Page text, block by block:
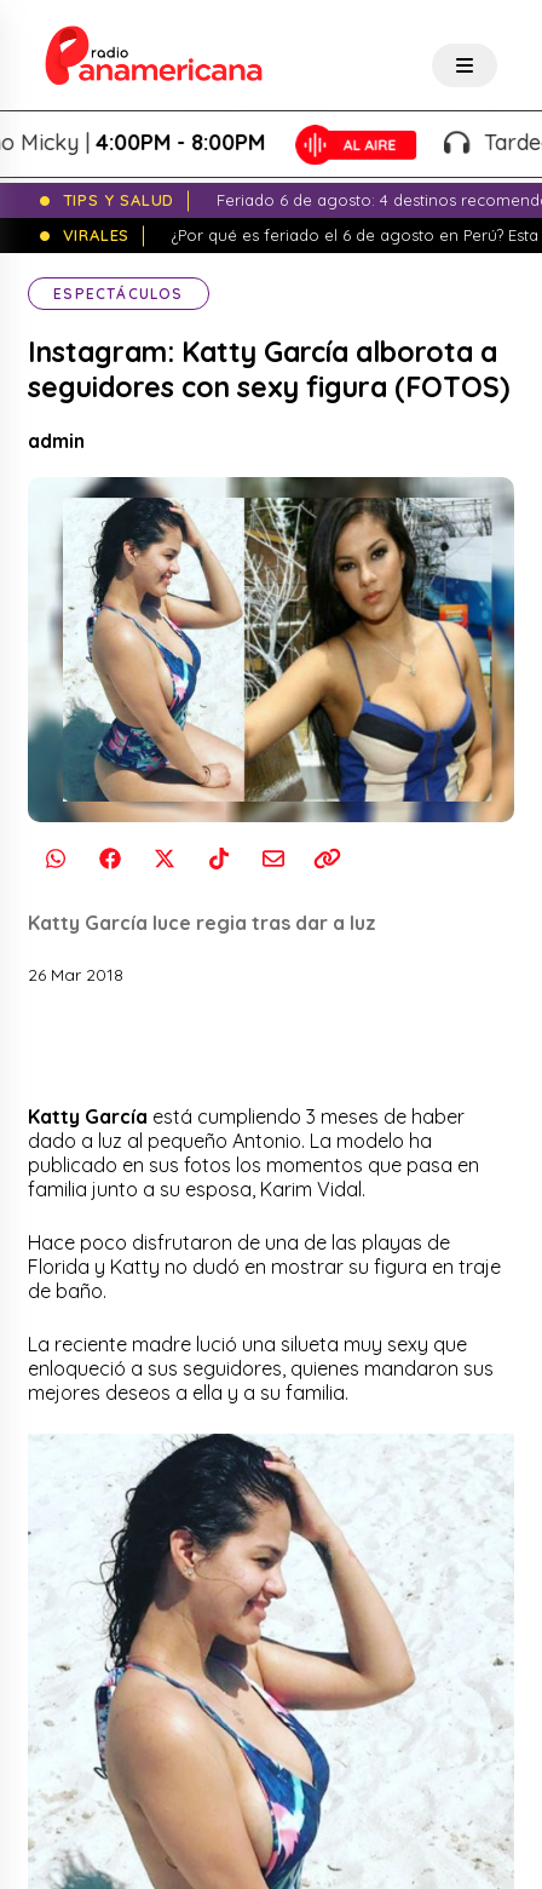
|4:00PM - 8:00PM Tardeo
TIPS Y SALUD
Feriado 6 de agosto: 4 destinos
VIRALES
¿Por qué es feriado el 6 de agosto en Perú?
ESPECTÁCULOS
Instagram: Katty García alborota a
seguidores con sexy figura (FOTOS)
admin
Katty García luce regia tras dar a luz
26 Mar 2018
Katty García está cumpliendo 3 meses de haber
dado a luz al pequeño Antonio. La modelo ha
publicado en sus fotos los momentos que pasa en
familia junto a su esposa, Karim Vidal.
Hace poco disfrutaron de una de las playas de
Florida y Katty no dudó en mostrar su figura en traje
de baño.
La reciente madre lució una silueta muy sexy que
enloqueció a sus seguidores, quienes mandaron sus
mejores deseos a ella y a su familia.